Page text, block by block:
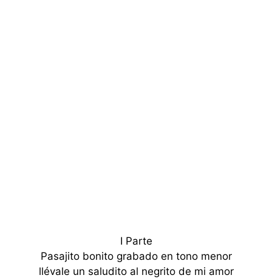
I Parte
Pasajito bonito grabado en tono menor
llévale un saludito al negrito de mi amor